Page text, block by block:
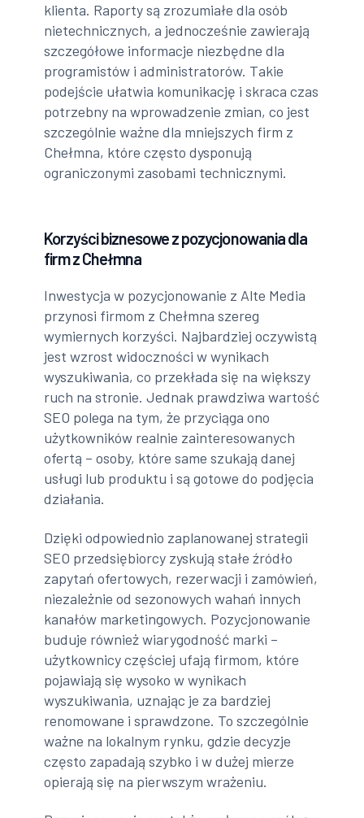
klienta. Raporty są zrozumiałe dla osób
nietechnicznych, a jednocześnie zawierają
szczegółowe informacje niezbędne dla
programistów i administratorów. Takie
podejście ułatwia komunikację i skraca czas
potrzebny na wprowadzenie zmian, co jest
szczególnie ważne dla mniejszych firm z
Chełmna, które często dysponują
ograniczonymi zasobami technicznymi.
Korzyści biznesowe z pozycjonowania dla
firm z Chełmna
Inwestycja w pozycjonowanie z Alte Media
przynosi firmom z Chełmna szereg
wymiernych korzyści. Najbardziej oczywistą
jest wzrost widoczności w wynikach
wyszukiwania, co przekłada się na większy
ruch na stronie. Jednak prawdziwa wartość
SEO polega na tym, że przyciąga ono
użytkowników realnie zainteresowanych
ofertą – osoby, które same szukają danej
usługi lub produktu i są gotowe do podjęcia
działania.
Dzięki odpowiednio zaplanowanej strategii
SEO przedsiębiorcy zyskują stałe źródło
zapytań ofertowych, rezerwacji i zamówień,
niezależnie od sezonowych wahań innych
kanałów marketingowych. Pozycjonowanie
buduje również wiarygodność marki –
użytkownicy częściej ufają firmom, które
pojawiają się wysoko w wynikach
wyszukiwania, uznając je za bardziej
renomowane i sprawdzone. To szczególnie
ważne na lokalnym rynku, gdzie decyzje
często zapadają szybko i w dużej mierze
opierają się na pierwszym wrażeniu.